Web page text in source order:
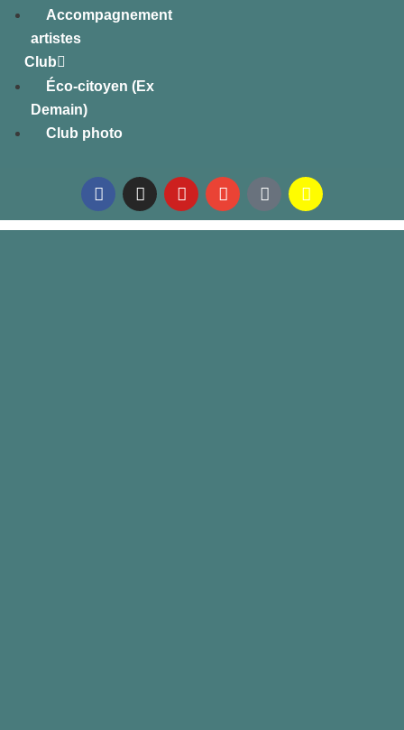
Accompagnement
artistes
Club
Éco-citoyen (Ex
Demain)
Club photo